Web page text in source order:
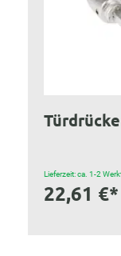
Lieferzeit: ca. 1-2
22,61 €*